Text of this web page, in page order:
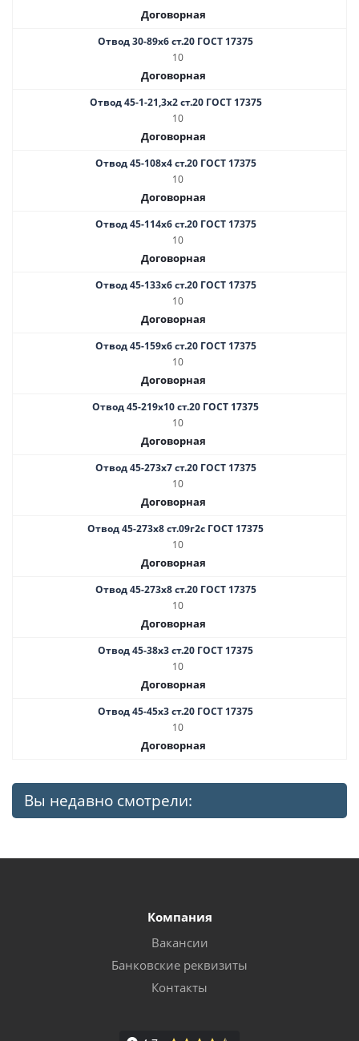
Договорная
Отвод 30-89х6 ст.20 ГОСТ 17375
10
Договорная
Отвод 45-1-21,3х2 ст.20 ГОСТ 17375
10
Договорная
Отвод 45-108х4 ст.20 ГОСТ 17375
10
Договорная
Отвод 45-114х6 ст.20 ГОСТ 17375
10
Договорная
Отвод 45-133х6 ст.20 ГОСТ 17375
10
Договорная
Отвод 45-159х6 ст.20 ГОСТ 17375
10
Договорная
Отвод 45-219х10 ст.20 ГОСТ 17375
10
Договорная
Отвод 45-273х7 ст.20 ГОСТ 17375
10
Договорная
Отвод 45-273х8 ст.09г2с ГОСТ 17375
10
Договорная
Отвод 45-273х8 ст.20 ГОСТ 17375
10
Договорная
Отвод 45-38х3 ст.20 ГОСТ 17375
10
Договорная
Отвод 45-45х3 ст.20 ГОСТ 17375
10
Договорная
Вы недавно смотрели:
Компания
Вакансии
Банковские реквизиты
Контакты